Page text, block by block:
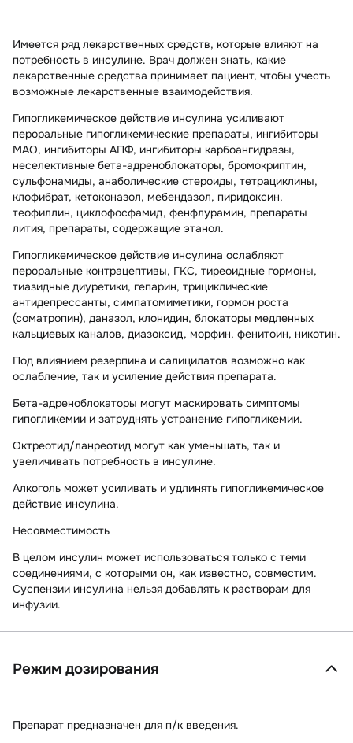
Имеется ряд лекарственных средств, которые влияют на
потребность в инсулине. Врач должен знать, какие
лекарственные средства принимает пациент, чтобы учесть
возможные лекарственные взаимодействия.
Гипогликемическое действие инсулина усиливают
пероральные гипогликемические препараты, ингибиторы
МАО, ингибиторы АПФ, ингибиторы карбоангидразы,
неселективные бета-адреноблокаторы, бромокриптин,
сульфонамиды, анаболические стероиды, тетрациклины,
клофибрат, кетоконазол, мебендазол, пиридоксин,
теофиллин, циклофосфамид, фенфлурамин, препараты
лития, препараты, содержащие этанол.
Гипогликемическое действие инсулина ослабляют
пероральные контрацептивы, ГКС, тиреоидные гормоны,
тиазидные диуретики, гепарин, трициклические
антидепрессанты, симпатомиметики, гормон роста
(соматропин), даназол, клонидин, блокаторы медленных
кальциевых каналов, диазоксид, морфин, фенитоин, никотин.
Под влиянием резерпина и салицилатов возможно как
ослабление, так и усиление действия препарата.
Бета-адреноблокаторы могут маскировать симптомы
гипогликемии и затруднять устранение гипогликемии.
Октреотид/ланреотид могут как уменьшать, так и
увеличивать потребность в инсулине.
Алкоголь может усиливать и удлинять гипогликемическое
действие инсулина.
Несовместимость
В целом инсулин может использоваться только с теми
соединениями, с которыми он, как известно, совместим.
Суспензии инсулина нельзя добавлять к растворам для
инфузии.
Режим дозирования
Препарат предназначен для п/к введения.